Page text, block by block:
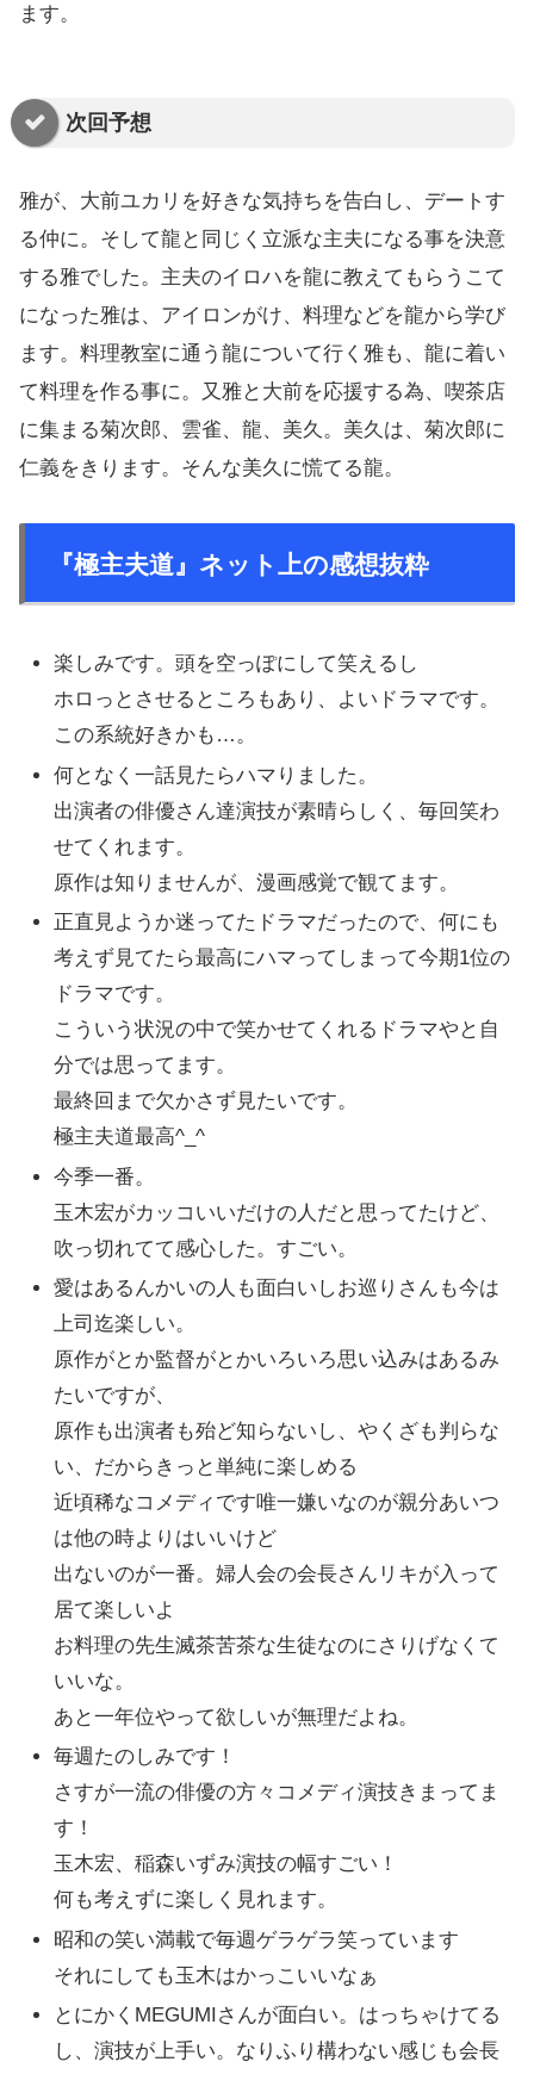
ます。
次回予想
雅が、大前ユカリを好きな気持ちを告白し、デートす
る仲に。そして龍と同じく立派な主夫になる事を決意
する雅でした。主夫のイロハを龍に教えてもらうこて
になった雅は、アイロンがけ、料理などを龍から学び
ます。料理教室に通う龍について行く雅も、龍に着い
て料理を作る事に。又雅と大前を応援する為、喫茶店
に集まる菊次郎、雲雀、龍、美久。美久は、菊次郎に
仁義をきります。そんな美久に慌てる龍。
『極主夫道』ネット上の感想抜粋
楽しみです。頭を空っぽにして笑えるし
ホロっとさせるところもあり、よいドラマです。
この系統好きかも…。
何となく一話見たらハマりました。
出演者の俳優さん達演技が素晴らしく、毎回笑わ
せてくれます。
原作は知りませんが、漫画感覚で観てます。
正直見ようか迷ってたドラマだったので、何にも
考えず見てたら最高にハマってしまって今期1位の
ドラマです。
こういう状況の中で笑かせてくれるドラマやと自
分では思ってます。
最終回まで欠かさず見たいです。
極主夫道最高^_^
今季一番。
玉木宏がカッコいいだけの人だと思ってたけど、
吹っ切れてて感心した。すごい。
愛はあるんかいの人も面白いしお巡りさんも今は
上司迄楽しい。
原作がとか監督がとかいろいろ思い込みはあるみ
たいですが、
原作も出演者も殆ど知らないし、やくざも判らな
い、だからきっと単純に楽しめる
近頃稀なコメディです唯一嫌いなのが親分あいつ
は他の時よりはいいけど
出ないのが一番。婦人会の会長さんリキが入って
居て楽しいよ
お料理の先生滅茶苦茶な生徒なのにさりげなくて
いいな。
あと一年位やって欲しいが無理だよね。
毎週たのしみです！
さすが一流の俳優の方々コメディ演技きまってま
す！
玉木宏、稲森いずみ演技の幅すごい！
何も考えずに楽しく見れます。
昭和の笑い満載で毎週ゲラゲラ笑っています
それにしても玉木はかっこいいなぁ
とにかくMEGUMIさんが面白い。はっちゃけてる
し、演技が上手い。なりふり構わない感じも会長